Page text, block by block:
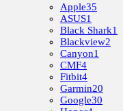
Apple35
ASUS1
Black Shark1
Blackview2
Canyon1
CMF4
Fitbit4
Garmin20
Google30